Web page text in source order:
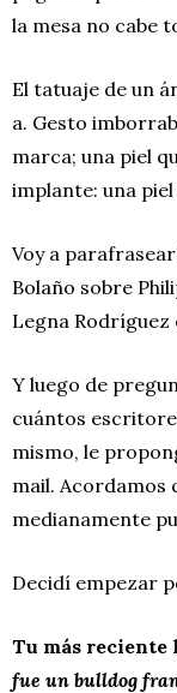
la mesa no cabe
El tatuaje de un
a. Gesto
marca; una piel
implante: una
Voy a
Bolaño sobre
Legna Rodríguez
Y luego de
cuántos
mismo, le
mail. Acordamos
medianamente
Decidí empezar
Tu más reciente
fue un bulldog